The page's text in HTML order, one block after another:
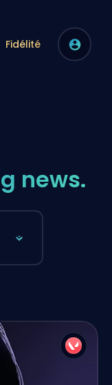
Fidélité
news.